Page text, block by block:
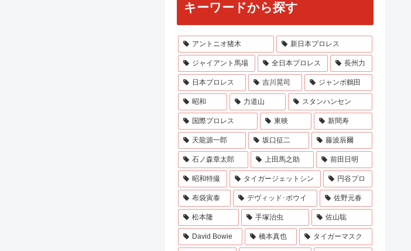
キーワードから探す
アントニオ猪木 新日本プロレス
ジャイアント馬場 全日本プロレス 長州力
日本プロレス 吉川晃司 ジャンボ鶴田
昭和 力道山 スタンハンセン
国際プロレス 東映 新間寿
天龍源一郎 坂口征二 藤波辰爾
石ノ森章太郎 上田馬之助 前田日明
昭和特撮 タイガージェットシン 円谷プロ
布袋寅泰 デヴィッド･ボウイ 佐野元春
松本隆 手塚治虫 佐山聡
David Bowie 橋本真也 タイガーマスク